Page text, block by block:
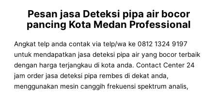
Pesan jasa Deteksi pipa air bocor
pancing Kota Medan Professional
Angkat telp anda contak via telp/wa ke 0812 1324 9197
untuk mendapatkan jasa deteksi pipa air yang bocor terbaik
dengan harga terjangkau di kota anda. Contact Center 24
jam order jasa deteksi pipa rembes di dekat anda,
menggunakan mesin canggih frekuensi spektrum analis,